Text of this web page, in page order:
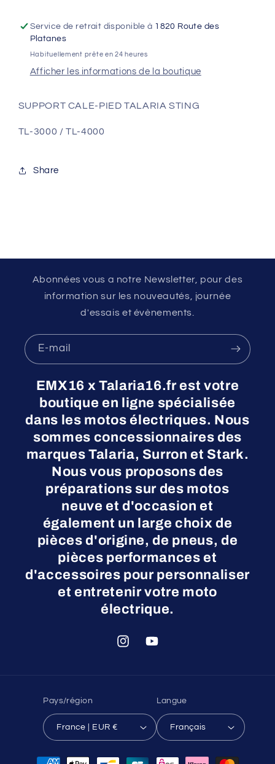
Service de retrait disponible à 1820 Route des
Platanes
Habituellement prête en 24 heures
Afficher les informations de la boutique
SUPPORT CALE-PIED TALARIA STING
TL-3000 / TL-4000
Share
Abonnées vous a notre Newsletter, pour des
information sur les nouveautés, journée
d'essais et évènements.
E-mail
EMX16 x Talaria16.fr est votre
boutique en ligne spécialisée
dans les motos électriques. Nous
sommes concessionnaires des
marques Talaria, Surron et Stark.
Nous vous proposons des
préparations sur des motos
neuve et d'occasion et
également un large choix de
pièces d'origine, de pneus, de
pièces performances et
d'accessoires pour personnaliser
et entretenir votre moto
électrique.
InstagramYouTube
Pays/région
France | EUR €
Langue
Français
Moyens